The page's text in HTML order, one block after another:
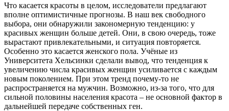
Что касается красоты в целом, исследователи предлагают
вполне оптимистичные прогнозы. В наш век свободного
выбора, они обнаружили закономерную тенденцию: у
красивых женщин больше детей. Они, в свою очередь, тоже
вырастают привлекательными, и ситуация повторяется.
Особенно это касается женского пола. Учёные из
Университета Хельсинки сделали вывод, что тенденция к
увеличению числа красивых женщин усиливается с каждым
новым поколением. При этом тренд почему-то не
распространяется на мужчин. Возможно, из-за того, что для
сильной половины населения красота – не основной фактор в
дальнейшей передаче собственных ген.